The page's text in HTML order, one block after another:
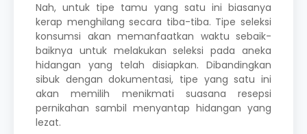
Nah, untuk tipe tamu yang satu ini biasanya
kerap menghilang secara tiba-tiba. Tipe seleksi
konsumsi akan memanfaatkan waktu sebaik-
baiknya untuk melakukan seleksi pada aneka
hidangan yang telah disiapkan. Dibandingkan
sibuk dengan dokumentasi, tipe yang satu ini
akan memilih menikmati suasana resepsi
pernikahan sambil menyantap hidangan yang
lezat.